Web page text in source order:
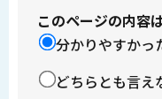
このページの内容
分かりやすかっ
どちらとも言え